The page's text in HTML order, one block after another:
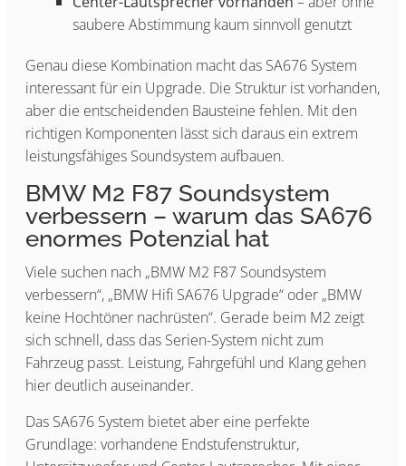
saubere Abstimmung kaum sinnvoll genutzt
Genau diese Kombination macht das SA676 System
interessant für ein Upgrade. Die Struktur ist vorhanden,
aber die entscheidenden Bausteine fehlen. Mit den
richtigen Komponenten lässt sich daraus ein extrem
leistungsfähiges Soundsystem aufbauen.
BMW M2 F87 Soundsystem
verbessern – warum das SA676
enormes Potenzial hat
Viele suchen nach „BMW M2 F87 Soundsystem
verbessern“, „BMW Hifi SA676 Upgrade“ oder „BMW
keine Hochtöner nachrüsten“. Gerade beim M2 zeigt
sich schnell, dass das Serien-System nicht zum
Fahrzeug passt. Leistung, Fahrgefühl und Klang gehen
hier deutlich auseinander.
Das SA676 System bietet aber eine perfekte
Grundlage: vorhandene Endstufenstruktur,